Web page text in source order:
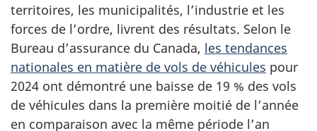
territoires, les municipalités, l’industrie et les
forces de l’ordre, livrent des résultats. Selon le
Bureau d’assurance du Canada, les tendances
nationales en matière de vols de véhicules pour
2024 ont démontré une baisse de 19 % des vols
de véhicules dans la première moitié de l’année
en comparaison avec la même période l’an